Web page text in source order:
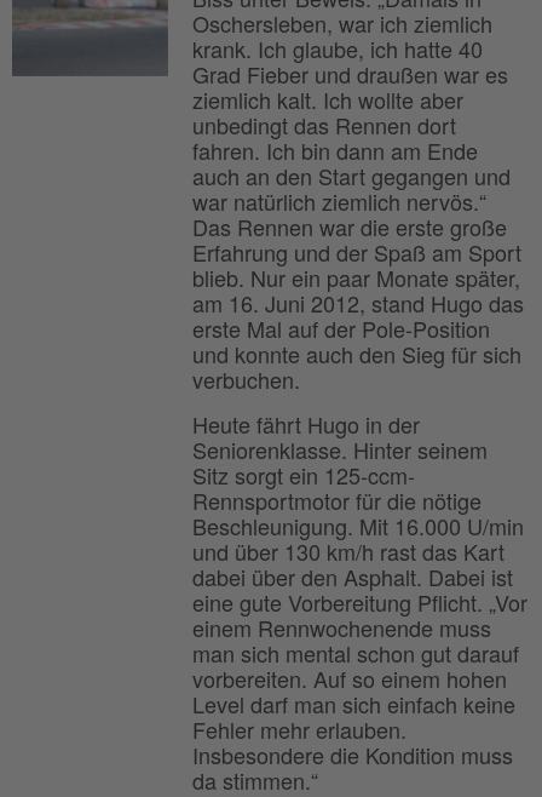
Oschersleben, war ich ziemlich
krank. Ich glaube, ich hatte 40
Grad Fieber und draußen war es
ziemlich kalt. Ich wollte aber
unbedingt das Rennen dort
fahren. Ich bin dann am Ende
auch an den Start gegangen und
war natürlich ziemlich nervös.“
Das Rennen war die erste große
Erfahrung und der Spaß am Sport
blieb. Nur ein paar Monate später,
am 16. Juni 2012, stand Hugo das
erste Mal auf der Pole-Position
und konnte auch den Sieg für sich
verbuchen.
Heute fährt Hugo in der
Seniorenklasse. Hinter seinem
Sitz sorgt ein 125-ccm-
Rennsportmotor für die nötige
Beschleunigung. Mit 16.000 U/min
und über 130 km/h rast das Kart
dabei über den Asphalt. Dabei ist
eine gute Vorbereitung Pflicht. „Vor
einem Rennwochenende muss
man sich mental schon gut darauf
vorbereiten. Auf so einem hohen
Level darf man sich einfach keine
Fehler mehr erlauben.
Insbesondere die Kondition muss
da stimmen.“